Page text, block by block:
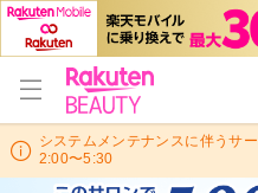
システムメンテナンスに伴うサ
2:00〜5:30